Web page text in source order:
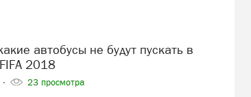
2018
23 просмотра